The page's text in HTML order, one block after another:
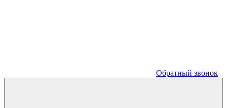
Обратный звонок